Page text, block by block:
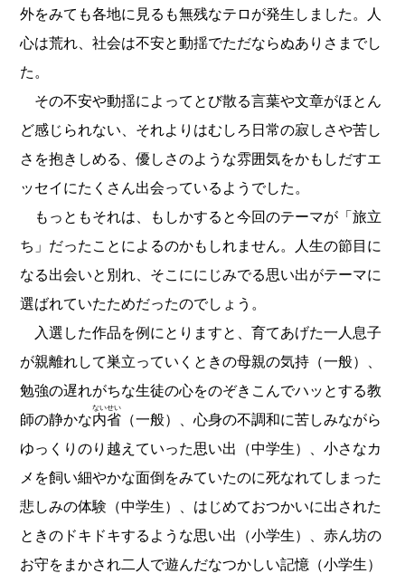
外をみても各地に見るも無残なテロが発生しました。人
心は荒れ、社会は不安と動揺でただならぬありさまでし
た。
その不安や動揺によってとび散る言葉や文章がほとん
ど感じられない、それよりはむしろ日常の寂しさや苦し
さを抱きしめる、優しさのような雰囲気をかもしだすエ
ッセイにたくさん出会っているようでした。
もっともそれは、もしかすると今回のテーマが「旅立
ち」だったことによるのかもしれません。人生の節目に
なる出会いと別れ、そこににじみでる思い出がテーマに
選ばれていたためだったのでしょう。
入選した作品を例にとりますと、育てあげた一人息子
が親離れして巣立っていくときの母親の気持（一般）、
勉強の遅れがちな生徒の心をのぞきこんでハッとする教
師の静かな内省
ないせい
（一般）、心身の不調和に苦しみながら
ゆっくりのり越えていった思い出（中学生）、小さなカ
メを飼い細やかな面倒をみていたのに死なれてしまった
悲しみの体験（中学生）、はじめておつかいに出された
ときのドキドキするような思い出（小学生）、赤ん坊の
お守をまかされ二人で遊んだなつかしい記憶（小学生）